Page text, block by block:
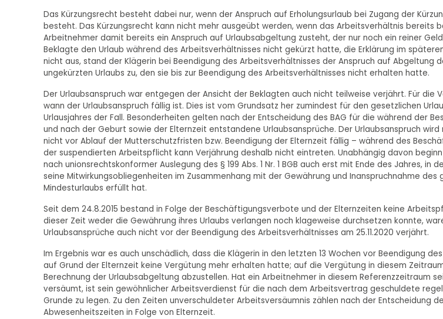
Das Kürzungsrecht besteht dabei nur, wenn der Anspruch auf Erholungsurlaub bei Zugang der
besteht. Das Kürzungsrecht kann nicht mehr ausgeübt werden, wenn das Arbeitsverhältnis bereits
Arbeitnehmer damit bereits ein Anspruch auf Urlaubsabgeltung zusteht, der nur noch ein reiner
Beklagte den Urlaub während des Arbeitsverhältnisses nicht gekürzt hatte, die Erklärung im
nicht aus, stand der Klägerin bei Beendigung des Arbeitsverhältnisses der Anspruch auf Abgeltung
ungekürzten Urlaubs zu, den sie bis zur Beendigung des Arbeitsverhältnisses nicht erhalten hatte.
Der Urlaubsanspruch war entgegen der Ansicht der Beklagten auch nicht teilweise verjährt. Für die
wann der Urlaubsanspruch fällig ist. Dies ist vom Grundsatz her zumindest für den gesetzlichen
Urlausjahres der Fall. Besonderheiten gelten nach der Entscheidung des BAG für die während der
und nach der Geburt sowie der Elternzeit entstandene Urlaubsansprüche. Der Urlaubsanspruch wird
nicht vor Ablauf der Mutterschutzfristen bzw. Beendigung der Elternzeit fällig – während des
der suspendierten Arbeitspflicht kann Verjährung deshalb nicht eintreten. Unabhängig davon
nach unionsrechtskonformer Auslegung des § 199 Abs. 1 Nr. 1 BGB auch erst mit Ende des Jahres, in
seine Mitwirkungsobliegenheiten im Zusammenhang mit der Gewährung und Inanspruchnahme des
Mindesturlaubs erfüllt hat.
Seit dem 24.8.2015 bestand in Folge der Beschäftigungsverbote und der Elternzeiten keine
dieser Zeit weder die Gewährung ihres Urlaubs verlangen noch klageweise durchsetzen konnte,
Urlaubsansprüche auch nicht vor der Beendigung des Arbeitsverhältnisses am 25.11.2020 verjährt.
Im Ergebnis war es auch unschädlich, dass die Klägerin in den letzten 13 Wochen vor Beendigung
auf Grund der Elternzeit keine Vergütung mehr erhalten hatte; auf die Vergütung in diesem
Berechnung der Urlaubsabgeltung abzustellen. Hat ein Arbeitnehmer in diesem Referenzzeitraum
versäumt, ist sein gewöhnlicher Arbeitsverdienst für die nach dem Arbeitsvertrag geschuldete
Grunde zu legen. Zu den Zeiten unverschuldeter Arbeitsversäumnis zählen nach der Entscheidung
Abwesenheitszeiten in Folge von Elternzeit.